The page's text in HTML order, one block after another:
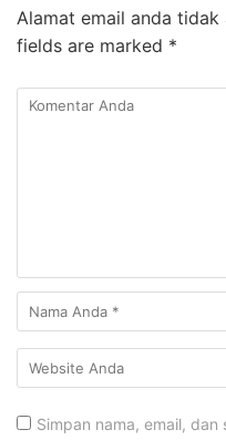
Alamat email anda
fields are marked *
Simpan nama, email,